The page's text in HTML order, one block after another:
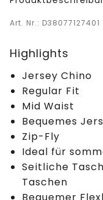
Art. Nr.: D38077127401
Highlights
Jersey Chino
Regular Fit
Mid Waist
Bequemes
Zip-Fly
Ideal für
Seitliche
Taschen
Bequemer